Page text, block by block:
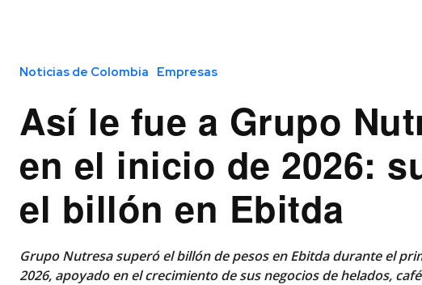
Noticias de Colombia Empresas
Así le fue a Grupo
en el inicio de 2026:
el billón en Ebitda
Grupo Nutresa superó el billón de pesos en Ebitda durante el
2026, apoyado en el crecimiento de sus negocios de helados,